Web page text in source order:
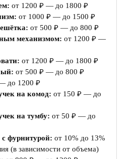
от 1200 ₽ — до 1800 ₽
от 1000 ₽ — до 1500 ₽
от 500 ₽ — до 800 ₽
механизмом: от 1200 ₽ —
от 1200 ₽ — до 1800 ₽
от 500 ₽ — до 800 ₽
до 1200 ₽
на комод: от 150 ₽ — до
на тумбу: от 50 ₽ — до
фурнитурой: от 10% до 13%
(в зависимости от объема)